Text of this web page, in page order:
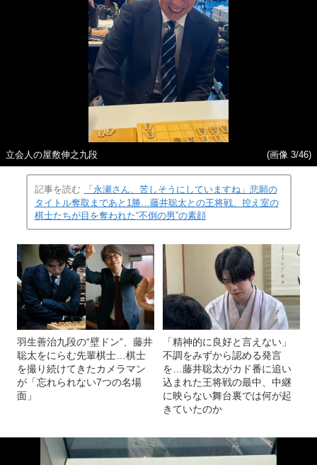
立会人の屋敷伸之九段 (画像 3/46)
記事を読む
「永瀬さん、苦しそうにしていますね」悲願の
タイトル奪取まであと1勝…藤井聡太との王将戦、控え室の
棋士たちが目を奪われた“不倒の男”の素顔
羽生善治九段の“壁ドン”、藤井
聡太をにらむ先輩棋士…棋士
を撮り続けてきたカメラマン
が「忘れられない7つの名場
面」
「精神的に良好と言えない」
不調をみずから認める発言
を…藤井聡太がカド番に追い
込まれた王将戦の最中、中継
に映らない舞台裏では何が起
きていたのか